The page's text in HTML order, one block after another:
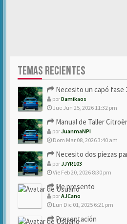
TEMAS RECIENTES
Necesito un capó fase
porDamikaos
Jue Jun 25, 2026 11:32 pm
Manual de Taller
porJuanmaNPI
Dom Mar 08, 2026 3:40 am
Necesito dos piezas
porJJYR103
Vie Feb 20, 2026 8:30 pm
Me presento
porAJCano
Lun Dic 01, 2025 6:21 pm
Presentación